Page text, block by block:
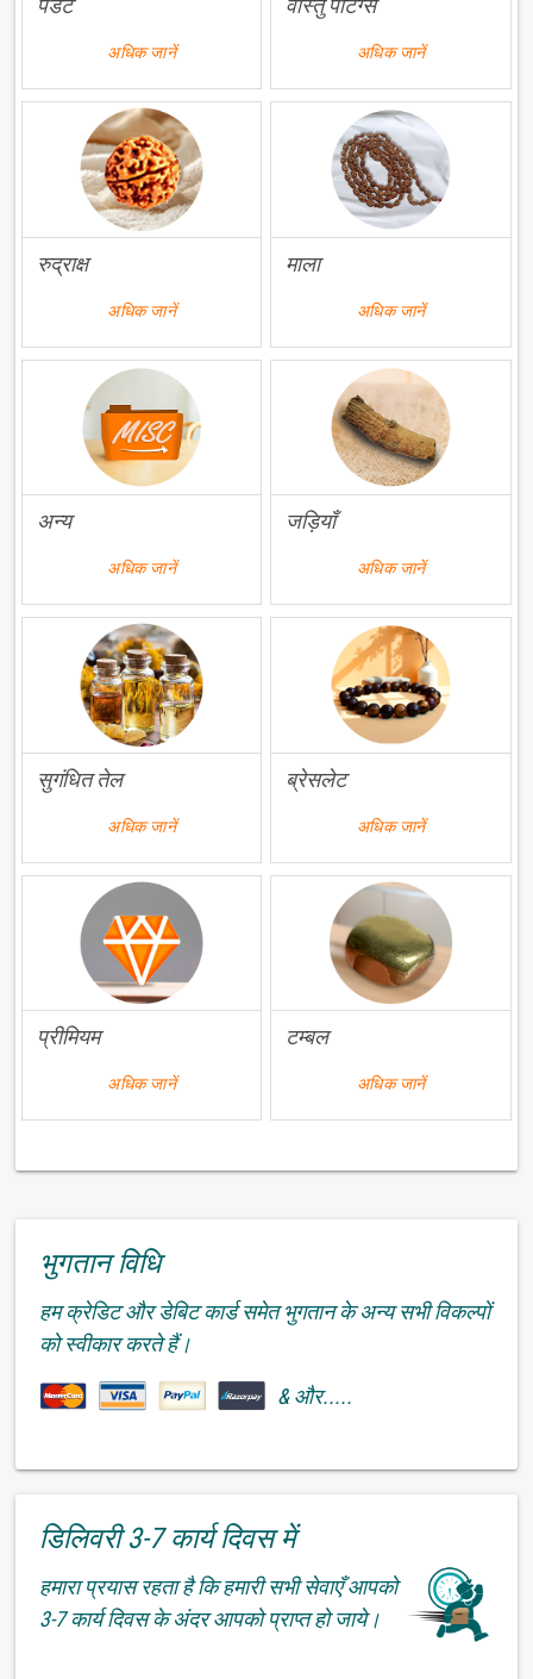
पेंडेंट
अधिक जानें
वास्तु पेंटिंग्स
अधिक जानें
रुद्राक्ष
अधिक जानें
माला
अधिक जानें
अन्य
अधिक जानें
जड़ियाँ
अधिक जानें
सुगंधित तेल
अधिक जानें
ब्रेसलेट
अधिक जानें
प्रीमियम
अधिक जानें
टम्बल
अधिक जानें
भुगतान विधि
हम क्रेडिट और डेबिट कार्ड समेत भुगतान के अन्य सभी विकल्पों
को स्वीकार करते हैं।
& और.....
डिलिवरी 3-7 कार्य दिवस में
हमारा प्रयास रहता है कि हमारी सभी सेवाएँ आपको
3-7 कार्य दिवस के अंदर आपको प्राप्त हो जाये।